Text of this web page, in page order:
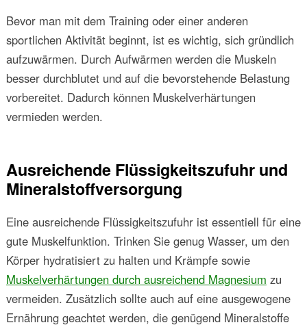
Bevor man mit dem Training oder einer anderen
sportlichen Aktivität beginnt, ist es wichtig, sich gründlich
aufzuwärmen. Durch Aufwärmen werden die Muskeln
besser durchblutet und auf die bevorstehende Belastung
vorbereitet. Dadurch können Muskelverhärtungen
vermieden werden.
Ausreichende Flüssigkeitszufuhr und
Mineralstoffversorgung
Eine ausreichende Flüssigkeitszufuhr ist essentiell für eine
gute Muskelfunktion. Trinken Sie genug Wasser, um den
Körper hydratisiert zu halten und Krämpfe sowie
Muskelverhärtungen durch ausreichend Magnesium zu
vermeiden. Zusätzlich sollte auch auf eine ausgewogene
Ernährung geachtet werden, die genügend Mineralstoffe